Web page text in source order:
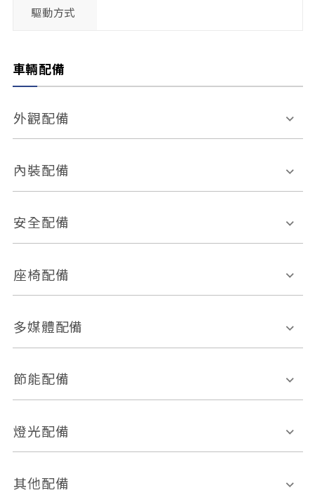
驅動方式
車輛配備
外觀配備
電動天窗
後視鏡方向指示燈
內裝配備
多功能方向盤
恆溫空調
安全配備
前座正面氣囊
ABS防鎖死
車道偏離警示
自動停車系統 盲點偵測系統
倒車雷達
座椅配備
皮椅
多媒體配備
外部音源接入
節能配備
引擎啟閉系統
燈光配備
感應頭燈
其他配備